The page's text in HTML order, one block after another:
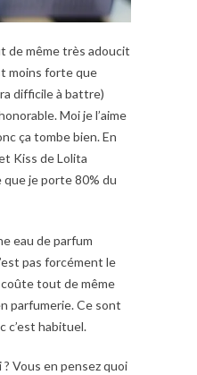
de même très adoucit
moins forte que
difficile à battre)
Moi je l’aime
ça tombe bien. En
Kiss de Lolita
que je porte 80% du
eau de parfum
pas forcément le
coûte tout de même
parfumerie. Ce sont
c’est habituel.
? Vous en pensez quoi